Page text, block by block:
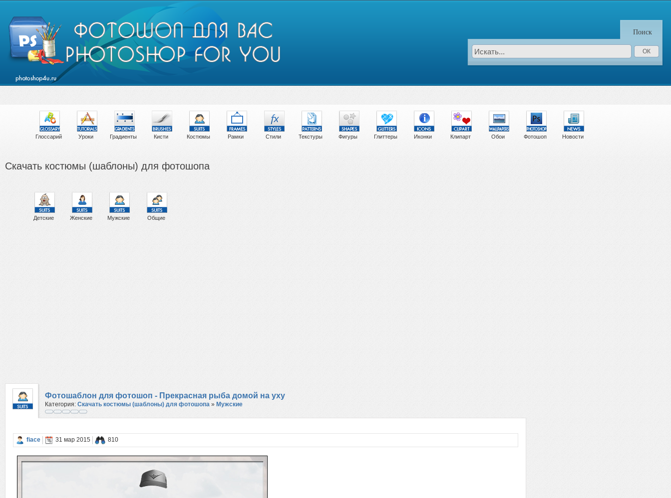
Глоссарий Уроки Градиенты Кисти Костюмы Рамки Стили Текстуры Фигуры Глиттеры Иконки Клипарт Обои Фотошоп Новости
Поиск
Скачать костюмы (шаблоны) для фотошопа
Детские Женские Мужские Общие
Фотошаблон для фотошоп - Прекрасная рыба домой на уху
Категория: Скачать костюмы (шаблоны) для фотошопа » Мужские
fiace 31 мар 2015 810